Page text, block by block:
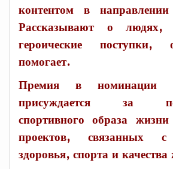
контентом в
Рассказывают о людях,
героические
помогает.
Премия в номинации
присуждается за
спортивного образа
проектов, связанных
здоровья, спорта и